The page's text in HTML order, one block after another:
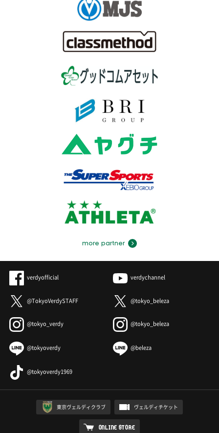
more partner
verdyofficial verdychannel
@TokyoVerdySTAFF @tokyo_beleza
@tokyo_verdy @tokyo_beleza
@tokyoverdy @beleza
@tokyoverdy1969
東京ヴェルディクラブ ヴェルディチケット
ONLINE STORE